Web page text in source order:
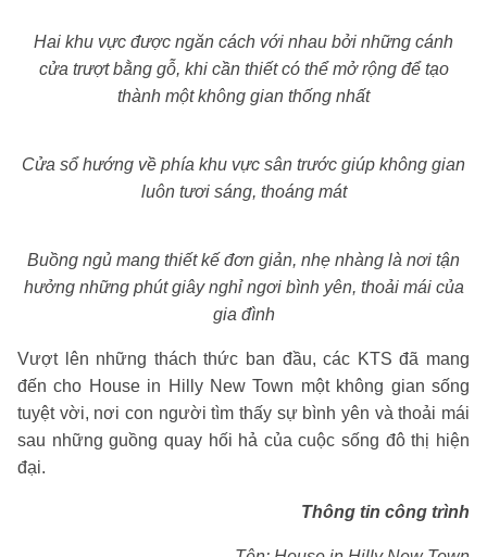
Hai khu vực được ngăn cách với nhau bởi những cánh
cửa trượt bằng gỗ, khi cần thiết có thể mở rộng để tạo
thành một không gian thống nhất
Cửa sổ hướng về phía khu vực sân trước giúp không gian
luôn tươi sáng, thoáng mát
Buồng ngủ mang thiết kế đơn giản, nhẹ nhàng là nơi tận
hưởng những phút giây nghỉ ngơi bình yên, thoải mái của
gia đình
Vượt lên những thách thức ban đầu, các KTS đã mang
đến cho House in Hilly New Town một không gian sống
tuyệt vời, nơi con người tìm thấy sự bình yên và thoải mái
sau những guồng quay hối hả của cuộc sống đô thị hiện
đại.
Thông tin công trình